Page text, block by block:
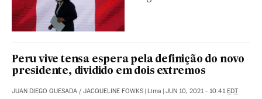
Peru vive tensa espera pela definição do novo
presidente, dividido em dois extremos
JUAN DIEGO QUESADA / JACQUELINE FOWKS | Lima | JUN 10, 2021 - 10:41EDT